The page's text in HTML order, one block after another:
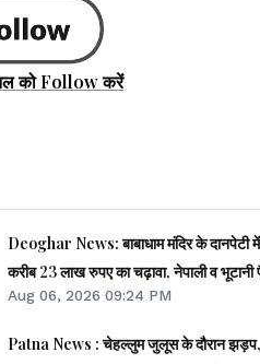
को Follow करें
Deoghar News: बाबाधाम मंदिर के दानपेटी
करीब 23 लाख रुपए का चढ़ावा, नेपाली व भूटानी
मिले
Aug 06, 2026 09:24 PM
Patna News : चेहल्लुम जुलूस के दौरान झड़प,